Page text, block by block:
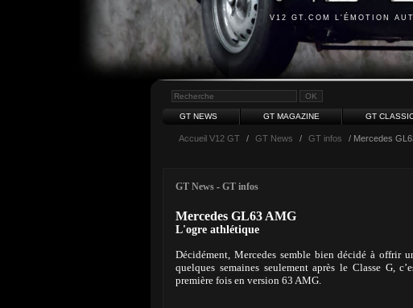
V12 GT.COM L'ÉMOTION
GT NEWS GT MAGAZINE GT
Accueil V12 GT / GT News / GT infos / Mercedes
GT News - GT infos
Mercedes GL63 AMG
L'ogre athlétique
Décidément, Mercedes semble bien décidé à offrir
quelques semaines seulement après le Classe G,
première fois en version 63 AMG.